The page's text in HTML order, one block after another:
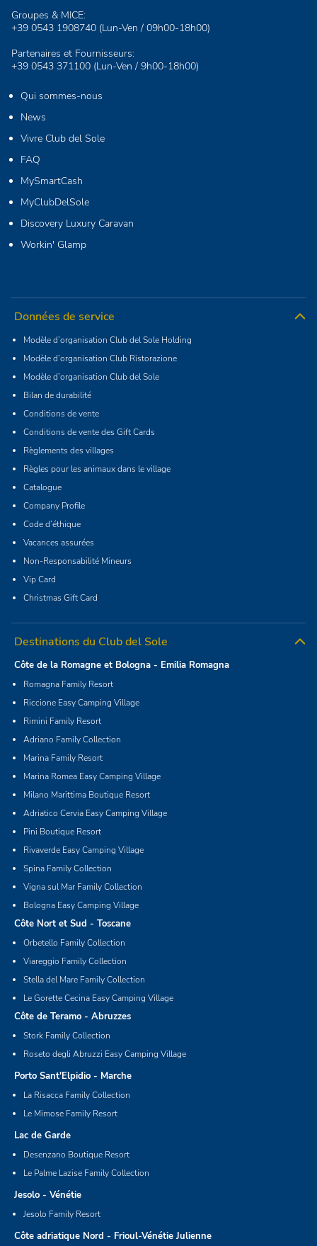
Groupes & MICE:
+39 0543 1908740 (Lun-Ven / 09h00-18h00)
Partenaires et Fournisseurs:
+39 0543 371100 (Lun-Ven / 9h00-18h00)
Qui sommes-nous
News
Vivre Club del Sole
FAQ
MySmartCash
MyClubDelSole
Discovery Luxury Caravan
Workin' Glamp
Données de service
Modèle d’organisation Club del Sole Holding
Modèle d’organisation Club Ristorazione
Modèle d’organisation Club del Sole
Bilan de durabilité
Conditions de vente
Conditions de vente des Gift Cards
Règlements des villages
Règles pour les animaux dans le village
Catalogue
Company Profile
Code d’éthique
Vacances assurées
Non-Responsabilité Mineurs
Vip Card
Christmas Gift Card
Destinations du Club del Sole
Côte de la Romagne et Bologna - Emilia Romagna
Romagna Family Resort
Riccione Easy Camping Village
Rimini Family Resort
Adriano Family Collection
Marina Family Resort
Marina Romea Easy Camping Village
Milano Marittima Boutique Resort
Adriatico Cervia Easy Camping Village
Pini Boutique Resort
Rivaverde Easy Camping Village
Spina Family Collection
Vigna sul Mar Family Collection
Bologna Easy Camping Village
Côte Nort et Sud - Toscane
Orbetello Family Collection
Viareggio Family Collection
Stella del Mare Family Collection
Le Gorette Cecina Easy Camping Village
Côte de Teramo - Abruzzes
Stork Family Collection
Roseto degli Abruzzi Easy Camping Village
Porto Sant'Elpidio - Marche
La Risacca Family Collection
Le Mimose Family Resort
Lac de Garde
Desenzano Boutique Resort
Le Palme Lazise Family Collection
Jesolo - Vénétie
Jesolo Family Resort
Côte adriatique Nord - Frioul-Vénétie Julienne